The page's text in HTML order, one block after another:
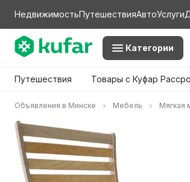
НедвижимостьПутешествияАвтоУслуги
Категории
Путешествия Товары с Куфар
Объявления в Минске Мебель Мягкая